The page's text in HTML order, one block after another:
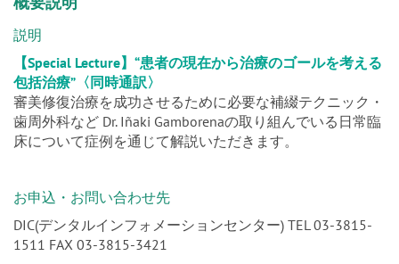
概要説明
説明
【Special Lecture】“患者の現在から治療のゴールを考える
包括治療”〈同時通訳〉
審美修復治療を成功させるために必要な補綴テクニック・
歯周外科など Dr. Iñaki Gamborenaの取り組んでいる日常臨
床について症例を通じて解説いただきます。
お申込・お問い合わせ先
DIC(デンタルインフォメーションセンター) TEL 03-3815-
1511 FAX 03-3815-3421